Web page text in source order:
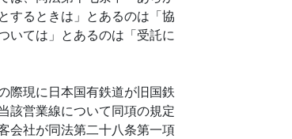
するときは」とあるのは「協
いては」とあるのは「受託に
際現に日本国有鉄道が旧国鉄
該営業線について同項の規定
会社が同法第二十八条第一項